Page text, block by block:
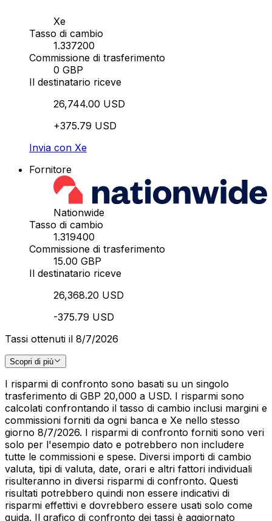
Xe
Tasso di cambio
1.337200
Commissione di trasferimento
0 GBP
Il destinatario riceve
26,744.00 USD
+375.79 USD
Invia con Xe
Fornitore
Nationwide
Tasso di cambio
1.319400
Commissione di trasferimento
15.00 GBP
Il destinatario riceve
26,368.20 USD
-375.79 USD
Tassi ottenuti il 8/7/2026
Scopri di più
I risparmi di confronto sono basati su un singolo
trasferimento di GBP 20,000 a USD. I risparmi sono
calcolati confrontando il tasso di cambio inclusi margini e
commissioni forniti da ogni banca e Xe nello stesso
giorno 8/7/2026. I risparmi di confronto forniti sono veri
solo per l'esempio dato e potrebbero non includere
tutte le commissioni e spese. Diversi importi di cambio
valuta, tipi di valuta, date, orari e altri fattori individuali
risulteranno in diversi risparmi di confronto. Questi
risultati potrebbero quindi non essere indicativi di
risparmi effettivi e dovrebbero essere usati solo come
guida. Il grafico di confronto dei tassi è aggiornato